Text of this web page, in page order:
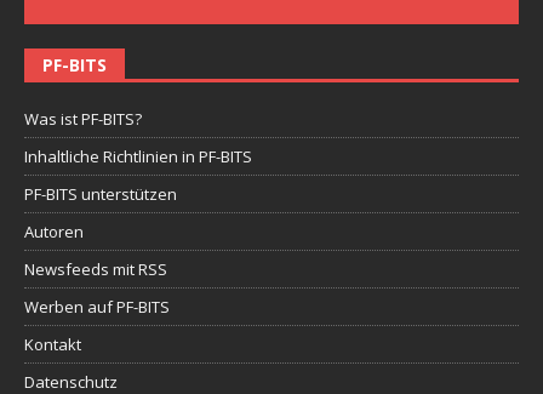
PF-BITS
Was ist PF-BITS?
Inhaltliche Richtlinien in PF-BITS
PF-BITS unterstützen
Autoren
Newsfeeds mit RSS
Werben auf PF-BITS
Kontakt
Datenschutz